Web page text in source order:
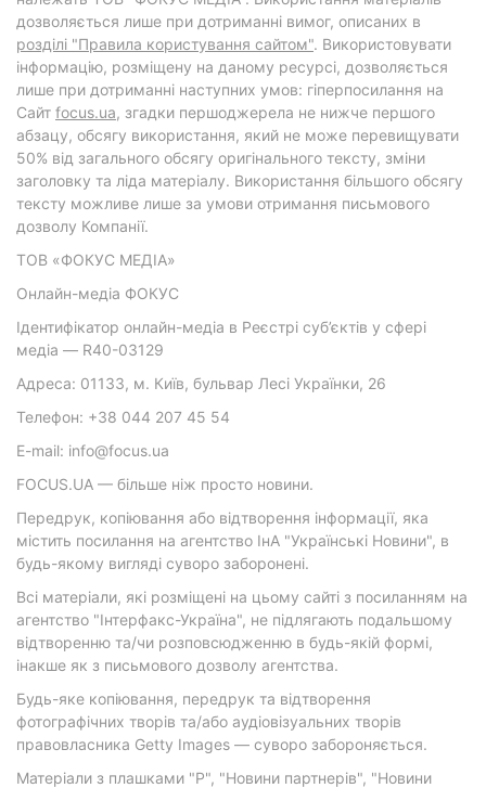
дозволяється лише при дотриманні вимог, описаних в
розділі "Правила користування сайтом". Використовувати
інформацію, розміщену на даному ресурсі, дозволяється
лише при дотриманні наступних умов: гіперпосилання на
Cайт focus.ua, згадки першоджерела не нижче першого
абзацу, обсягу використання, який не може перевищувати
50% від загального обсягу оригінального тексту, зміни
заголовку та ліда матеріалу. Використання більшого обсягу
тексту можливе лише за умови отримання письмового
дозволу Компанії.
ТОВ «ФОКУС МЕДІА»
Онлайн-медіа ФОКУС
Ідентифікатор онлайн-медіа в Реєстрі суб’єктів у сфері
медіа — R40-03129
Адреса: 01133, м. Київ, бульвар Лесі Українки, 26
Телефон: +38 044 207 45 54
E-mail: info@focus.ua
FOCUS.UA — більше ніж просто новини.
Передрук, копіювання або відтворення інформації, яка
містить посилання на агентство ІнА "Українські Новини", в
будь-якому вигляді суворо заборонені.
Всі матеріали, які розміщені на цьому сайті з посиланням на
агентство "Інтерфакс-Україна", не підлягають подальшому
відтворенню та/чи розповсюдженню в будь-якій формі,
інакше як з письмового дозволу агентства.
Будь-яке копіювання, передрук та відтворення
фотографічних творів та/або аудіовізуальних творів
правовласника Getty Images — суворо забороняється.
Матеріали з плашками "Р", "Новини партнерів", "Новини